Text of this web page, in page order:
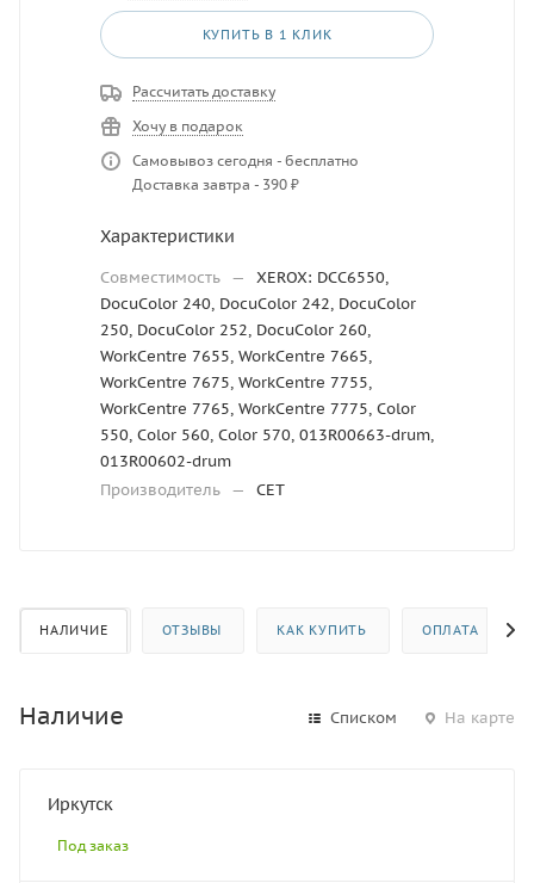
КУПИТЬ В 1 КЛИК
Рассчитать доставку
Хочу в подарок
Самовывоз сегодня - бесплатно
Доставка завтра - 390 ₽
Характеристики
Совместимость —
XEROX: DCC6550,
DocuColor 240, DocuColor 242, DocuColor
250, DocuColor 252, DocuColor 260,
WorkCentre 7655, WorkCentre 7665,
WorkCentre 7675, WorkCentre 7755,
WorkCentre 7765, WorkCentre 7775, Color
550, Color 560, Color 570, 013R00663-drum,
013R00602-drum
Производитель — CET
НАЛИЧИЕ ОТЗЫВЫ КАК КУПИТЬ ОПЛАТА
Наличие Списком На карте
Иркутск
Под заказ